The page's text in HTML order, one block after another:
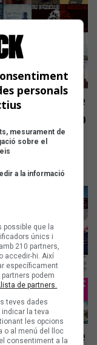
són de
ET amb
setmana
són de
personals
mesurament de
sobre el
a la informació
possible que la
únics i
210 partners,
accedir-hi. Així
específicament
podem
de partners.
teves dades
la teva
les opcions
o al menú del lloc
consentiment a la